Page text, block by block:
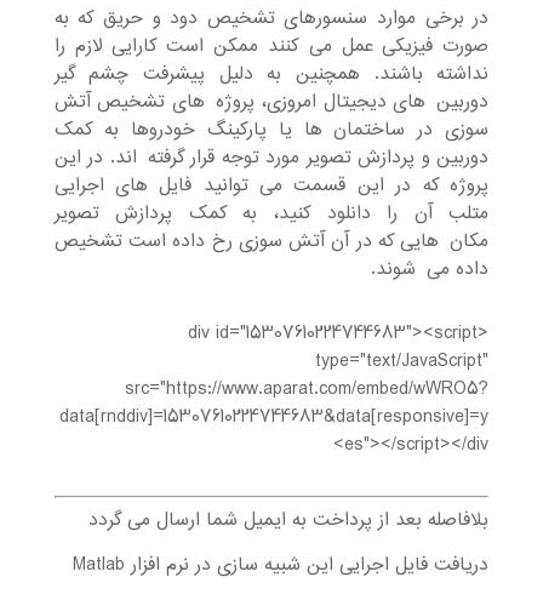
در برخی موارد سنسورهای تشخیص دود و حریق که به
صورت فیزیکی عمل می¬کنند ممکن است کارایی لازم را
نداشته باشند. همچنین به دلیل پیشرفت چشم گیر
دوربین¬های دیجیتال امروزی، پروژه¬های تشخیص آتش
سوزی در ساختمان¬ها یا پارکینگ خودروها به کمک
دوربین و پردازش تصویر مورد توجه قرار گرفته¬اند. در این
پروژه که در این قسمت می¬توانید فایل¬های اجرایی
متلب آن را دانلود کنید، به کمک پردازش تصویر
مکان¬هایی که در آن آتش سوزی رخ داده است تشخیص
داده می¬شوند.
<div id="15307610224744683"><script
type="text/JavaScript"
src="https://www.aparat.com/embed/wWRO5?
data[rnddiv]=15307610224744683&data[responsive]=y
es"></script></div>
بلافاصله بعد از پرداخت به ایمیل شما ارسال می گردد
دریافت فایل اجرایی این شبیه سازی در نرم افزار Matlab